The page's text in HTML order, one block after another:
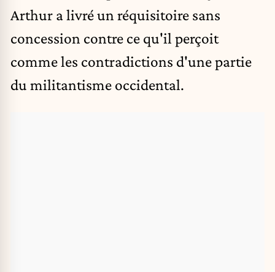
Arthur a livré un réquisitoire sans
concession contre ce qu'il perçoit
comme les contradictions d'une partie
du militantisme occidental.